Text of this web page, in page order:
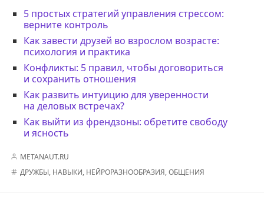
5 простых стратегий управления стрессом:
верните контроль
Как завести друзей во взрослом возрасте:
психология и практика
Конфликты: 5 правил, чтобы договориться
и сохранить отношения
Как развить интуицию для уверенности
на деловых встречах?
Как выйти из френдзоны: обретите свободу
и ясность
METANAUT.RU
ДРУЖБЫ, НАВЫКИ, НЕЙРОРАЗНООБРАЗИЯ,ОБЩЕНИЯ